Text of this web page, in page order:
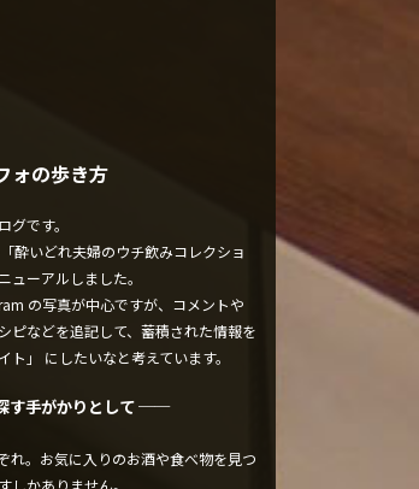
ォの歩き方
グです。
酔いどれ夫婦のウチ飲みコレクショ
ューアルしました。
の写真が中心ですが、コメントや
ピなどを追記して、蓄積された情報を
ト」 にしたいなと考えています。
す手がかりとして ──
れ。お気に入りのお酒や食べ物を見つ
しかありません。